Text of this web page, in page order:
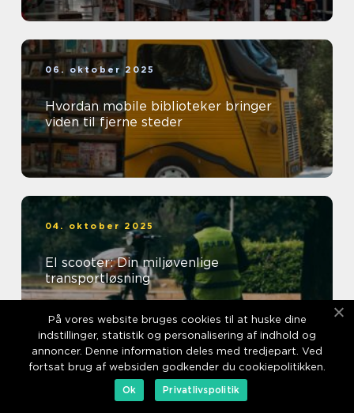
06. oktober 2025
Hvordan mobile biblioteker bringer
viden til fjerne steder
04. oktober 2025
El scooter: Din miljøvenlige
transportløsning
01. oktober 2025
På vores website bruges cookies til at huske dine
indstillinger, statistik og personalisering af indhold og
annoncer. Denne information deles med tredjepart. Ved
fortsat brug af websiden godkender du cookiepolitikken.
Ok
Privatlivspolitik